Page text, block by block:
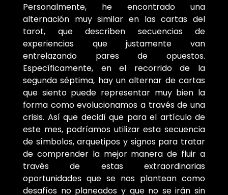
Personalmente, he encontrado una
alternación muy similar en las cartas del
tarot, que describen secuencias de
experiencias que justamente van
entrelazando pares de opuestos.
Específicamente, en el recorrido de la
segunda séptima, hay un alternar de cartas
que siento puede representar muy bien la
forma como evolucionamos a través de una
crisis. Así que decidí que para el artículo de
este mes, podríamos utilizar esta secuencia
de símbolos, arquetipos y signos para tratar
de comprender la mejor manera de fluir a
través de estas extraordinarias
oportunidades que se nos plantean como
desafíos no planeados y que no se irán sin